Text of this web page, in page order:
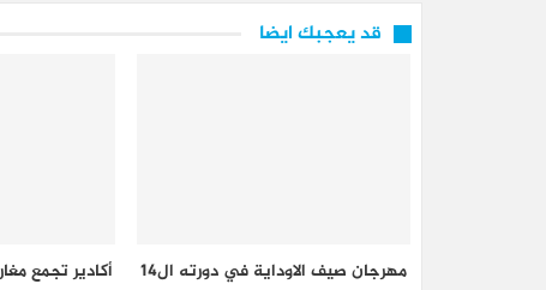
قد يعجبك ايضا
مهرجان صيف الاوداية في دورته ال14
أكادير تجمع